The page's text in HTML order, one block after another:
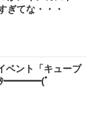
ぎてな・・・
ベント「キューブ
ｷﾀ━━━━(ﾟ